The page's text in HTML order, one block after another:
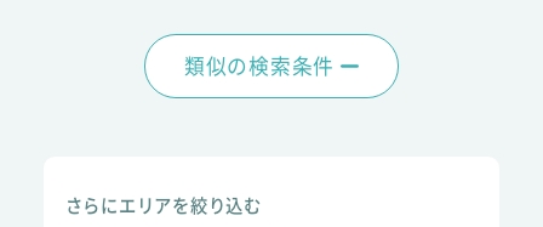
類似の検索条件
さらにエリアを絞り込む